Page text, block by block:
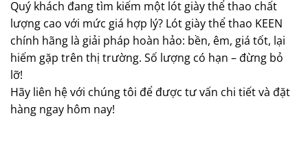
Quý khách đang tìm kiếm một lót giày thể thao chất
lượng cao với mức giá hợp lý? Lót giày thể thao KEEN
chính hãng là giải pháp hoàn hảo: bền, êm, giá tốt, lại
hiếm gặp trên thị trường. Số lượng có hạn – đừng bỏ
lỡ!
Hãy liên hệ với chúng tôi để được tư vấn chi tiết và đặt
hàng ngay hôm nay!